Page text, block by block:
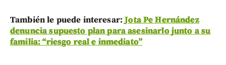
También le puede interesar:Jota Pe Hernández
denuncia supuesto plan para asesinarlo junto a su
familia: “riesgo real e inmediato”